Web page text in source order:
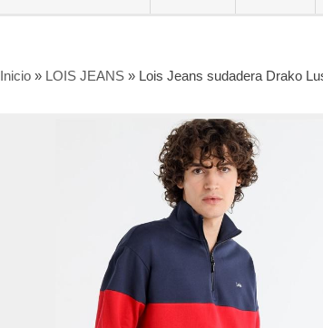
Inicio » LOIS JEANS » Lois Jeans sudadera Drako